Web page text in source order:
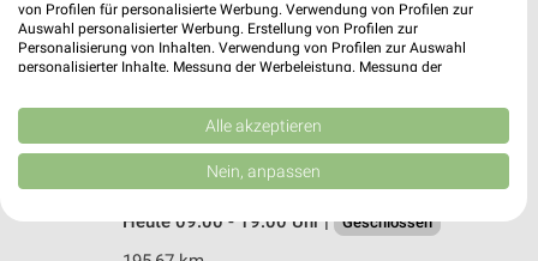
Heute 10:00 - 18:30 Uhr | Geschlossen
164,60 km • Angebote: 2 Prospekte
❯
Yellow Möbel Rostock
Hinrichsdorfer Str.
18146 Rostock
Heute 09:00 - 19:00 Uhr | Geschlossen
von Profilen für personalisierte Werbung. Verwendung von Profilen zur
Auswahl personalisierter Werbung. Erstellung von Profilen zur
Personalisierung von Inhalten. Verwendung von Profilen zur Auswahl
personalisierter Inhalte. Messung der Werbeleistung. Messung der
Kombinationen von Daten aus verschiedenen Quellen. Entwicklung und
Verbesserung der Angebote. Verwendung reduzierter Daten zur Auswahl
von Inhalten.
Daten können außerhalb der Europäischen Union weitergegeben und in die
USA gesendet werden.
Website/App.
Alle akzeptieren
Nein, anpassen